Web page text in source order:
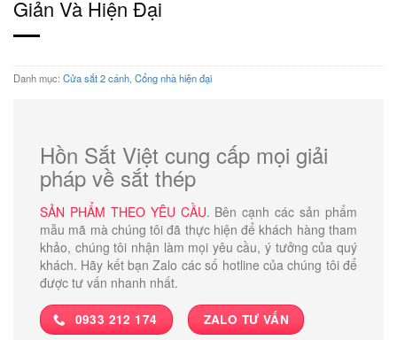
Giản Và Hiện Đại
Danh mục: Cửa sắt 2 cánh Cổng nhà hiện đại
Hồn Sắt Việt cung cấp mọi giải
pháp về sắt thép
SẢN PHẨM THEO YÊU CẦU. Bên cạnh các sản phẩm
mẫu mã mà chúng tôi đã thực hiện để khách hàng tham
khảo, chúng tôi nhận làm mọi yêu cầu, ý tưởng của quý
khách. Hãy kết bạn Zalo các số hotline của chúng tôi để
được tư vấn nhanh nhất.
0933 212 174 ZALO TƯ VẤN